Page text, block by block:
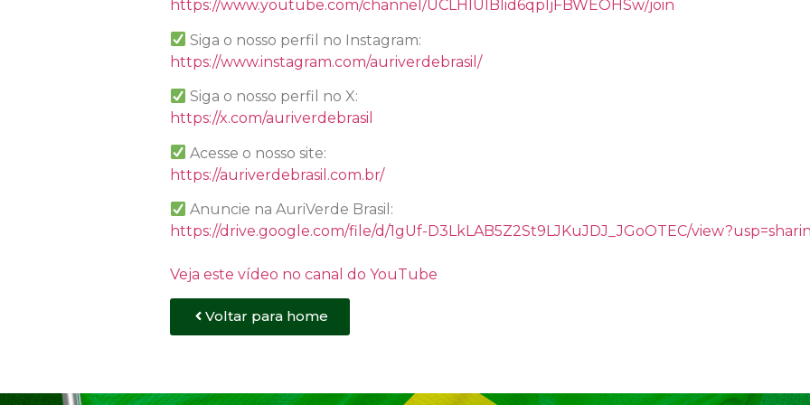
https://www.youtube.com/channel/UCLHIUIBIid6qpljFBWEOHSw/join
Siga o nosso perfil no Instagram:
https://www.instagram.com/auriverdebrasil/
Siga o nosso perfil no X:
https://x.com/auriverdebrasil
Acesse o nosso site:
https://auriverdebrasil.com.br/
Anuncie na AuriVerde Brasil:
https://drive.google.com/file/d/1gUf-D3LkLAB5Z2St9LJKuJDJ_JGoOTEC/
Veja este vídeo no canal do YouTube
Voltar para home